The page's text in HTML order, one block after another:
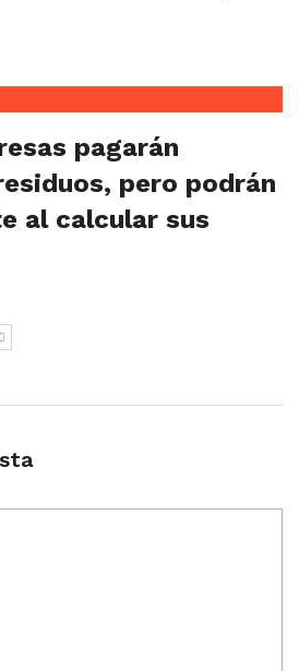
pagarán
pero podrán
al calcular sus